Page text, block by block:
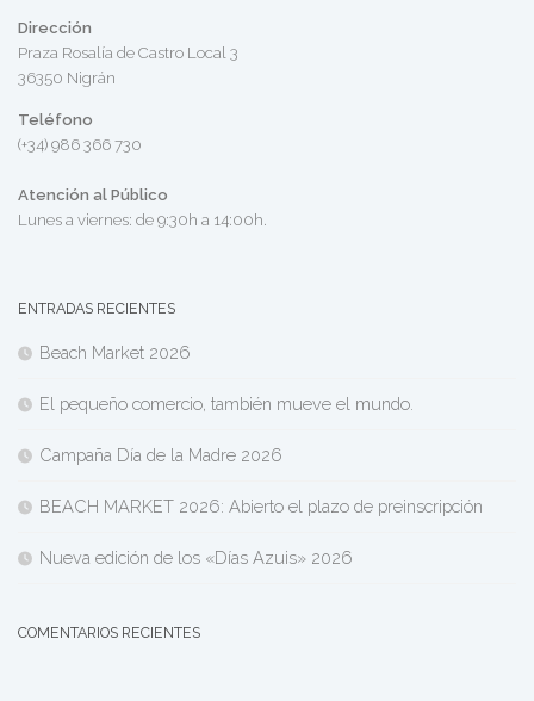
Dirección
Praza Rosalía de Castro Local 3
36350 Nigrán
Teléfono
(+34) 986 366 730
Atención al Público
Lunes a viernes: de 9:30h a 14:00h.
ENTRADAS RECIENTES
Beach Market 2026
El pequeño comercio, también mueve el mundo.
Campaña Día de la Madre 2026
BEACH MARKET 2026: Abierto el plazo de preinscripción
Nueva edición de los «Días Azuis» 2026
COMENTARIOS RECIENTES